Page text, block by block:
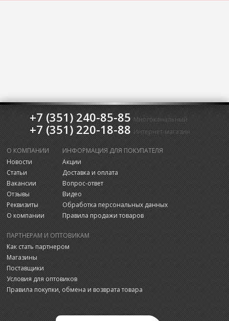
+7 (351) 240-85-85 Многоканальный
+7 (351) 220-18-88 Интернет-магазин
О КОМПАНИИ
Новости
Статьи
Вакансии
Отзывы
Реквизиты
О компании
ИНФОРМАЦИЯ ДЛЯ ПОКУПАТЕЛЯ
Акции
Доставка и оплата
Вопрос-ответ
Видео
Обработка персональных данных
Правила продажи товаров
ПАРТНЕРАМ И ОПТОВИКАМ
Как стать партнером
Магазины
Поставщики
Условия для оптовиков
Правила покупки, обмена и возврата товара